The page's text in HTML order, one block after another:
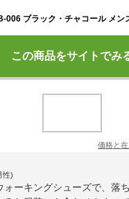
この商品をサイトでみ
価格と
性)
ォーキングシューズで、落